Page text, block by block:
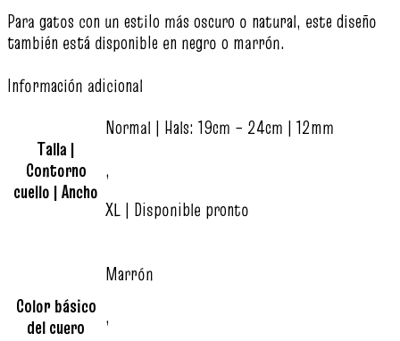
Para gatos con un estilo más oscuro o natural, este diseño
también está disponible en negro o marrón.
Información adicional
Talla |
Contorno
cuello | Ancho
Normal | Hals: 19cm – 24cm | 12mm
,
XL | Disponible pronto
Color básico
del cuero
Marrón
,